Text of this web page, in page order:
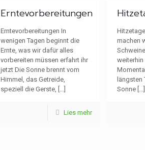
Erntevorbereitungen
Erntevorbereitungen In
wenigen Tagen beginnt die
Ernte, was wir dafür alles
vorbereiten müssen erfahrt ihr
jetzt Die Sonne brennt vom
Himmel, das Getreide,
speziell die Gerste, […]
Lies mehr
machen
längsten
Sonne[…]